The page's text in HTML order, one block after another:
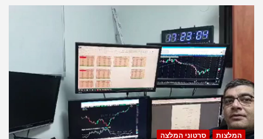
המלצות סרטוני המלצה